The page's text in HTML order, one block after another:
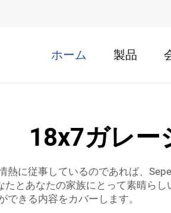
ホーム 製品
18x7ガレー
に従事しているのであれば、
とあなたの家族にとって素晴ら
きる内容をカバーします。